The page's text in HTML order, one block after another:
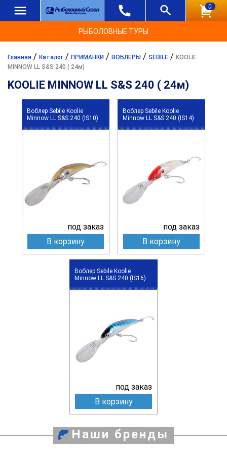
0
РЫБОЛОВНЫЕ ТУРЫ
Главная / Каталог / ПРИМАНКИ / ВОБЛЕРЫ / SEBILE / KOOLIE
MINNOW LL S&S 240 ( 24м)
KOOLIE MINNOW LL S&S 240 ( 24м)
Воблер Sebile Koolie
Minnow LL S&S 240 (IS10)
под заказ
В корзину
Воблер Sebile Koolie
Minnow LL S&S 240 (IS14)
под заказ
В корзину
Воблер Sebile Koolie
Minnow LL S&S 240 (IS16)
под заказ
В корзину
Наши бренды